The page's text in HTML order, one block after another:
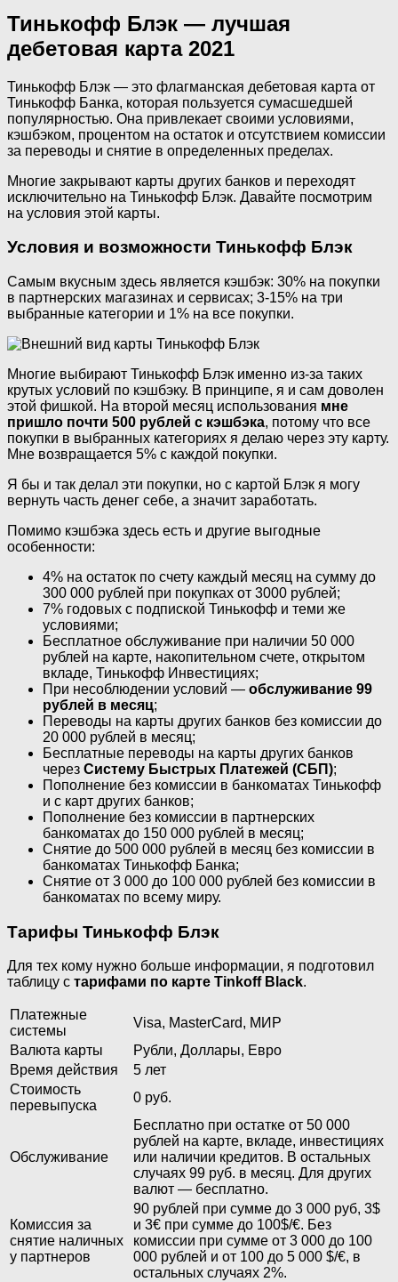
Тинькофф Блэк — лучшая
дебетовая карта 2021
Тинькофф Блэк — это флагманская дебетовая карта от
Тинькофф Банка, которая пользуется сумасшедшей
популярностью. Она привлекает своими условиями,
кэшбэком, процентом на остаток и отсутствием комиссии
за переводы и снятие в определенных пределах.
Многие закрывают карты других банков и переходят
исключительно на Тинькофф Блэк. Давайте посмотрим
на условия этой карты.
Условия и возможности Тинькофф Блэк
Самым вкусным здесь является кэшбэк: 30% на покупки
в партнерских магазинах и сервисах; 3-15% на три
выбранные категории и 1% на все покупки.
Многие выбирают Тинькофф Блэк именно из-за таких
крутых условий по кэшбэку. В принципе, я и сам доволен
этой фишкой. На второй месяц использования мне
пришло почти 500 рублей с кэшбэка, потому что все
покупки в выбранных категориях я делаю через эту карту.
Мне возвращается 5% с каждой покупки.
Я бы и так делал эти покупки, но с картой Блэк я могу
вернуть часть денег себе, а значит заработать.
Помимо кэшбэка здесь есть и другие выгодные
особенности:
4% на остаток по счету каждый месяц на сумму до
300 000 рублей при покупках от 3000 рублей;
7% годовых с подпиской Тинькофф и теми же
условиями;
Бесплатное обслуживание при наличии 50 000
рублей на карте, накопительном счете, открытом
вкладе, Тинькофф Инвестициях;
При несоблюдении условий — обслуживание 99
рублей в месяц;
Переводы на карты других банков без комиссии до
20 000 рублей в месяц;
Бесплатные переводы на карты других банков
через Систему Быстрых Платежей (СБП);
Пополнение без комиссии в банкоматах Тинькофф
и с карт других банков;
Пополнение без комиссии в партнерских
банкоматах до 150 000 рублей в месяц;
Снятие до 500 000 рублей в месяц без комиссии в
банкоматах Тинькофф Банка;
Снятие от 3 000 до 100 000 рублей без комиссии в
банкоматах по всему миру.
Тарифы Тинькофф Блэк
Для тех кому нужно больше информации, я подготовил
таблицу с тарифами по карте Tinkoff Black.
Платежные
системы
Visa, MasterCard, МИР
Валюта карты
Рубли, Доллары, Евро
Время действия
5 лет
Стоимость
перевыпуска
0 руб.
Обслуживание
Бесплатно при остатке от 50 000
рублей на карте, вкладе, инвестициях
или наличии кредитов. В остальных
случаях 99 руб. в месяц. Для других
валют — бесплатно.
Комиссия за
снятие наличных
у партнеров
90 рублей при сумме до 3 000 руб, 3$
и 3€ при сумме до 100$/€. Без
комиссии при сумме от 3 000 до 100
000 рублей и от 100 до 5 000 $/€, в
остальных случаях 2%.